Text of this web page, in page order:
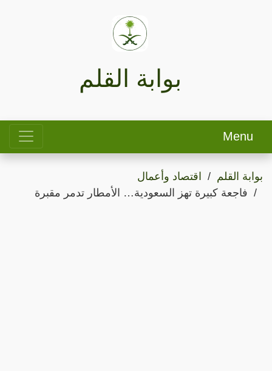
بوابة القلم
Menu
بوابة القلم
اقتصاد وأعمال
فاجعة كبيرة تهز السعودية… الأمطار تدمر مقبرة